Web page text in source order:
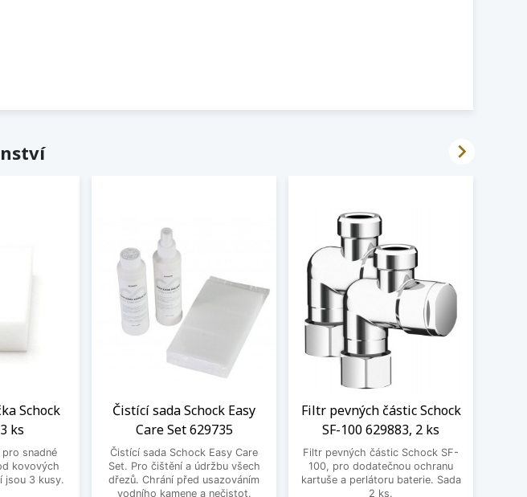
Schock
ks
snadné
kovových
jsou 3 kusy.
Čistící sada Schock Easy
Care Set 629735
Čistící sada Schock Easy Care
Set. Pro čištění a údržbu všech
dřezů. Chrání před usazováním
vodního kamene a nečistot.
Filtr pevných částic Schock
SF-100 629883, 2 ks
Filtr pevných částic Schock SF-
100, pro dodatečnou ochranu
kartuše a perlátoru baterie. Sada
2 ks.
